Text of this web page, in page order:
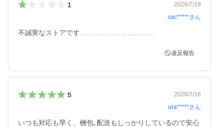
1
2026/7/18
sac*****さん
不誠実なストアです……………………………
違反報告
5
2026/7/16
ura*****さん
いつも対応も早く、梱包､配送もしっかりしているので安心